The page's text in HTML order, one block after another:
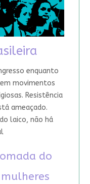
enquanto
movimentos
Resistência
ameaçado.
laico, não há
do